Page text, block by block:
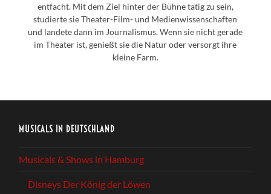
entfacht. Mit dem Ziel hinter der Bühne tätig zu sein,
studierte sie Theater-Film- und Medienwissenschaften
und landete dann im Journalismus. Wenn sie nicht gerade
im Theater ist, genießt sie die Natur oder versorgt ihre
kleine Farm.
MUSICALS IN DEUTSCHLAND
Musicals & Shows in Hamburg
Disneys Der König der Löwen